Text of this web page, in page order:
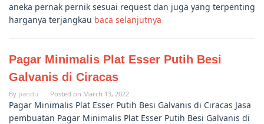
aneka pernak pernik sesuai request dan juga yang terpenting
harganya terjangkau baca selanjutnya
Pagar Minimalis Plat Esser Putih Besi
Galvanis di Ciracas
By pandu Posted on March 13, 2022
Pagar Minimalis Plat Esser Putih Besi Galvanis di Ciracas Jasa
pembuatan Pagar Minimalis Plat Esser Putih Besi Galvanis di